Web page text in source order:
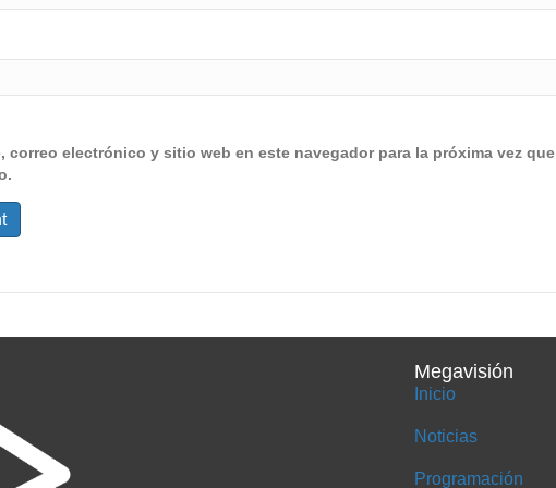
correo electrónico y sitio web en este navegador para la próxima vez que
Megavisión
Inicio
Noticias
Programación